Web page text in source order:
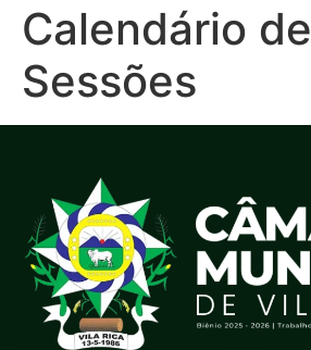
Calendário de
Sessões